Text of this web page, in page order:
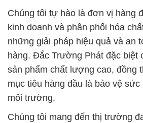
Chúng tôi tự hào là đơn vị hàng
kinh doanh và phân phối hóa
những giải pháp hiệu quả và an
hàng. Đắc Trường Phát đặc biệt
sản phẩm chất lượng cao, đồng
mục tiêu hàng đầu là bảo vệ
môi trường.
Chúng tôi mang đến thị trường